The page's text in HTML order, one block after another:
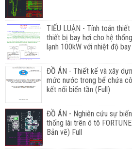
TIỂU LUẬN - Tính toán
thiết bị bay hơi cho hệ
lạnh 100kW với nhiệt độ
ĐỒ ÁN - Thiết kế và xây
mức nước trong bể chứa
kết nối biến tần (Full)
ĐỒ ÁN - Nghiên cứu sự
thống lái trên ô tô
Bản vẽ) Full